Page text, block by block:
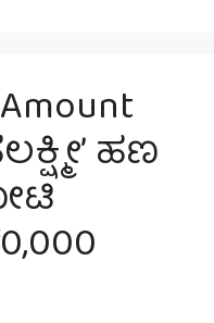
ಹಣ